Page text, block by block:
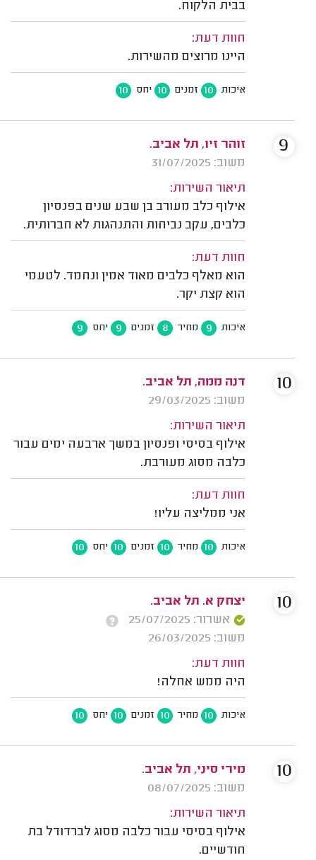
בבית הלקוח.
חוות דעת:
היינו מרוצים מהשירות.
איכות 10 זמנים 10 יחס 10
זוהר זיו, תל אביב.
משוב: 31/07/2025
תיאור השירות:
אילוף כלב מעורב בן שבע שנים בפנסיון
כלבים, עקב נביחות והתנהגות לא חברותית.
חוות דעת:
הוא מאלף כלבים מאוד אמין ונחמד. לטעמי
הוא קצת יקר.
איכות 9 מחיר 8 זמנים 9 יחס 9
9
דנה ממה, תל אביב.
משוב: 29/03/2025
תיאור השירות:
אילוף בסיסי ופנסיון במשך ארבעה ימים עבור
כלבה מסוג מעורבת.
חוות דעת:
אני ממליצה עליו!
איכות 10 מחיר 10 זמנים 10 יחס 10
10
יצחק א. תל אביב.
אשרור: 25/07/2025
משוב: 26/03/2025
חוות דעת:
היה ממש אחלה!
איכות 10 מחיר 10 זמנים 10 יחס 10
10
מירי סיני, תל אביב.
משוב: 08/07/2025
תיאור השירות:
אילוף בסיסי עבור כלבה מסוג לברדודל בת
חודשיים.
10